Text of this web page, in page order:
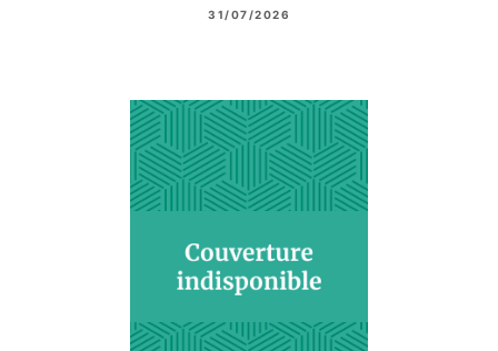
31/07/2026